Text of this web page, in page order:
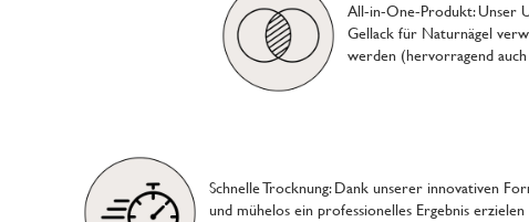
All-in-One-Produkt: Unser
Gellack für Naturnägel
werden (hervorragend
Schnelle Trocknung: Dank unserer innovativen
und mühelos ein professionelles Ergebnis erzielen